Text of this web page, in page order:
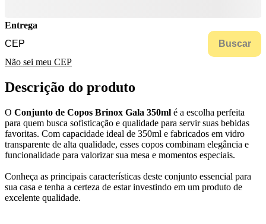
Entrega
Buscar
Não sei meu CEP
Descrição do produto
O Conjunto de Copos Brinox Gala 350ml é a escolha perfeita
para quem busca sofisticação e qualidade para servir suas bebidas
favoritas. Com capacidade ideal de 350ml e fabricados em vidro
transparente de alta qualidade, esses copos combinam elegância e
funcionalidade para valorizar sua mesa e momentos especiais.
Conheça as principais características deste conjunto essencial para
sua casa e tenha a certeza de estar investindo em um produto de
excelente qualidade.